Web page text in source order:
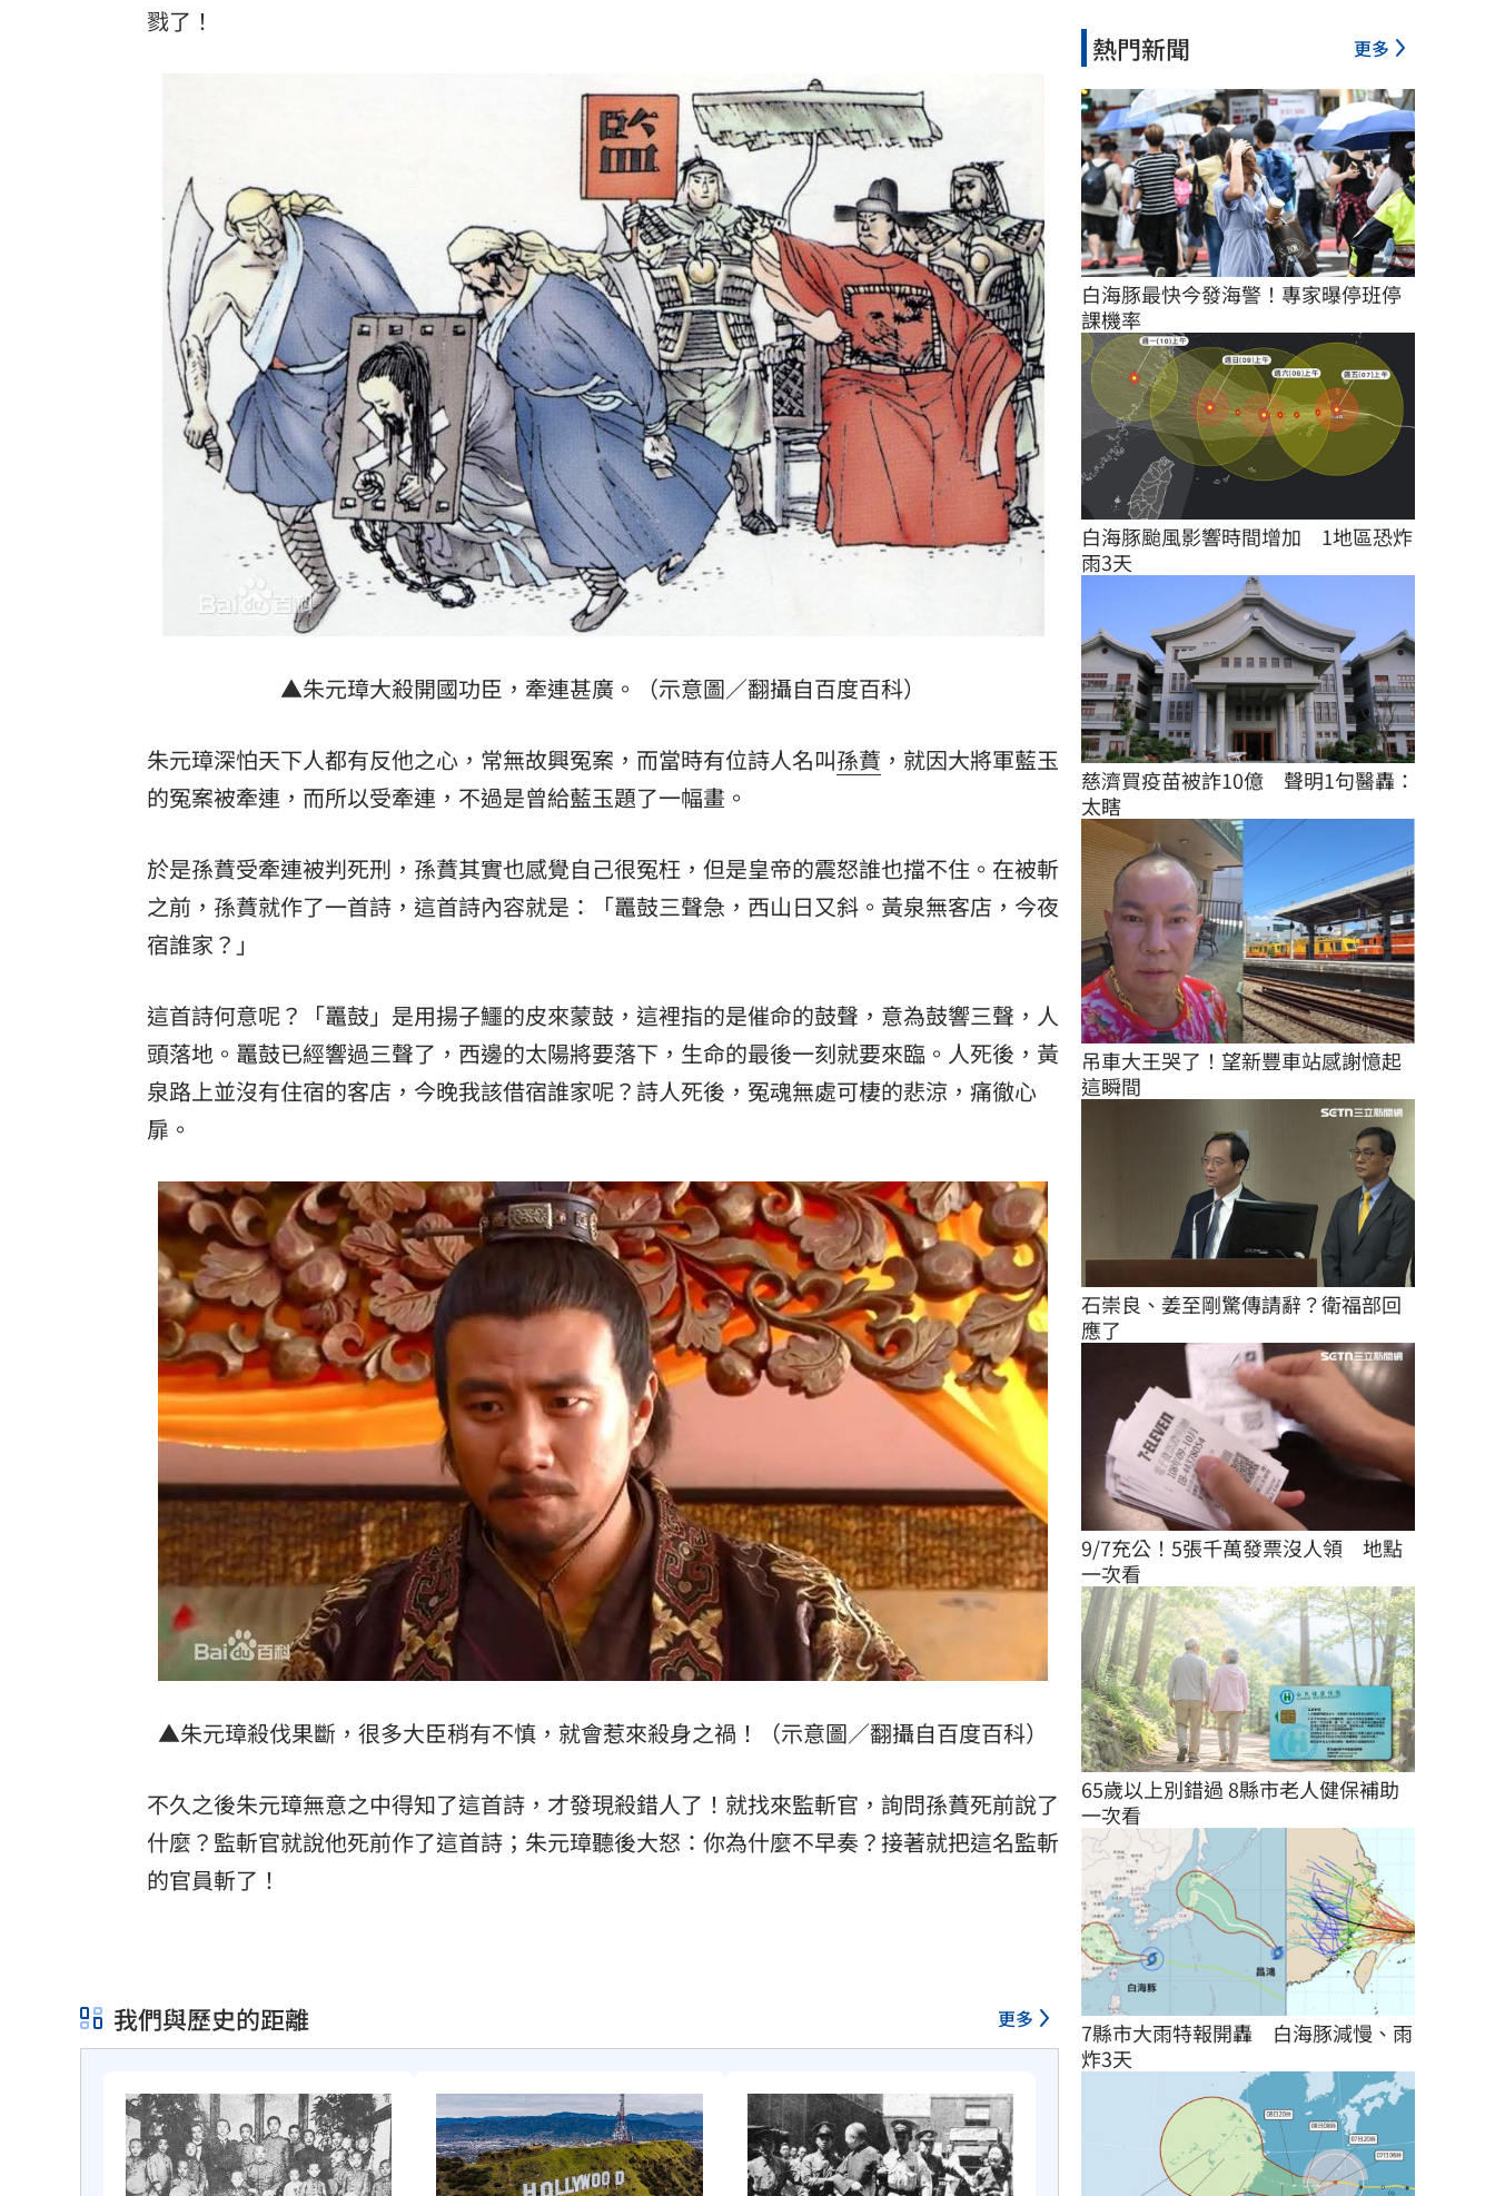
戮了！
▲朱元璋大殺開國功臣，牽連甚廣。（示意圖／翻攝自百度百科）
朱元璋深怕天下人都有反他之心，常無故興冤案，而當時有位詩人名叫孫蕡 ，就因大將軍藍玉
的冤案被牽連，而所以受牽連，不過是曾給藍玉題了一幅畫。
於是孫蕡受牽連被判死刑，孫蕡其實也感覺自己很冤枉，但是皇帝的震怒誰也擋不住。在被斬
之前，孫蕡就作了一首詩，這首詩內容就是：「鼉鼓三聲急，西山日又斜。黃泉無客店，今夜
宿誰家？」
這首詩何意呢？「鼉鼓」是用揚子鱷的皮來蒙鼓，這裡指的是催命的鼓聲，意為鼓響三聲，人
頭落地。鼉鼓已經響過三聲了，西邊的太陽將要落下，生命的最後一刻就要來臨。人死後，黃
泉路上並沒有住宿的客店，今晚我該借宿誰家呢？詩人死後，冤魂無處可棲的悲涼，痛徹心
扉。
▲朱元璋殺伐果斷，很多大臣稍有不慎，就會惹來殺身之禍！（示意圖／翻攝自百度百科）
不久之後朱元璋無意之中得知了這首詩，才發現殺錯人了！就找來監斬官，詢問孫蕡死前說了
什麼？監斬官就說他死前作了這首詩；朱元璋聽後大怒：你為什麼不早奏？接著就把這名監斬
的官員斬了！
我們與歷史的距離 更多
熱門新聞 更多
白海豚最快今發海警！專家曝停班停
課機率
白海豚颱風影響時間增加　1地區恐炸
雨3天
慈濟買疫苗被詐10億　聲明1句醫轟：
太瞎
吊車大王哭了！望新豐車站感謝憶起
這瞬間
石崇良、姜至剛驚傳請辭？衛福部回
應了
9/7充公！5張千萬發票沒人領　地點
一次看
65歲以上別錯過 8縣市老人健保補助
一次看
7縣市大雨特報開轟　白海豚減慢、雨
炸3天